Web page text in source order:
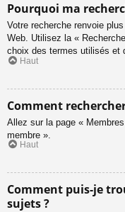
Pourquoi ma
Votre recherche renvoie
Web. Utilisez la «
choix des termes utilisés et
Haut
Comment
Allez sur la page «
membre ».
Haut
Comment puis-je
sujets ?